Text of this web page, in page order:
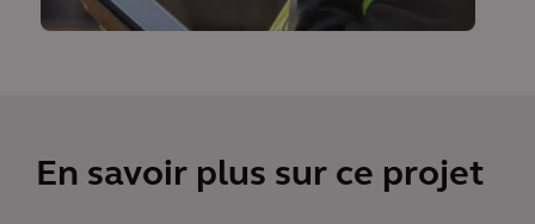
En savoir plus sur ce projet